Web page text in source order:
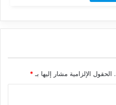
الحقول الإلزامية مشار إليها بـ*